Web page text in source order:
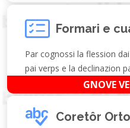
Formari e
Par cognossi la flession
pai verps e la declinazion
GNOVE
Coretôr